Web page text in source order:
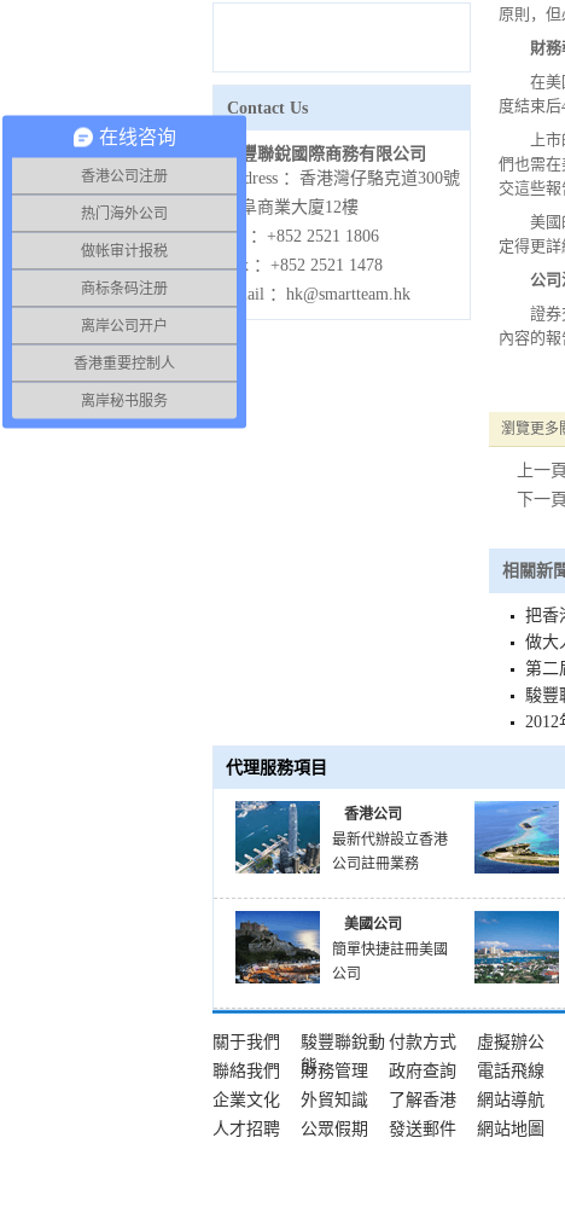
Contact Us
駿豐聯銳國際商務有限公司
Address ：香港灣仔駱克道300號
僑阜商業大廈12樓
Tel ：+852 2521 1806
Fax ：+852 2521 1478
Email ：hk@smartteam.hk
原則，
財務
在美
度結束后
上
們也需在
交這些報
美國
定得更
公司
證券
內容的
瀏覽更多
上一
下一
相關新
把香
做大
第二
駿豐
代理服務項目
香港公司
最新代辦設立香港
公司註冊業務
美國公司
簡單快捷註冊美國
公司
關于我們
駿豐聯銳動
態
付款方式
虛擬辦公
聯絡我們
財務管理 政府查詢
電話飛線
企業文化
外貿知識 了解香港
網站導航
人才招聘
公眾假期 發送郵件 網站地圖
在线咨询
香港公司注册
热门海外公司
做帐审计报税
商标条码注册
离岸公司开户
香港重要控制人
离岸秘书服务